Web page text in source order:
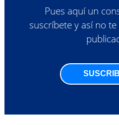
Pues aquí un
suscríbete y así no